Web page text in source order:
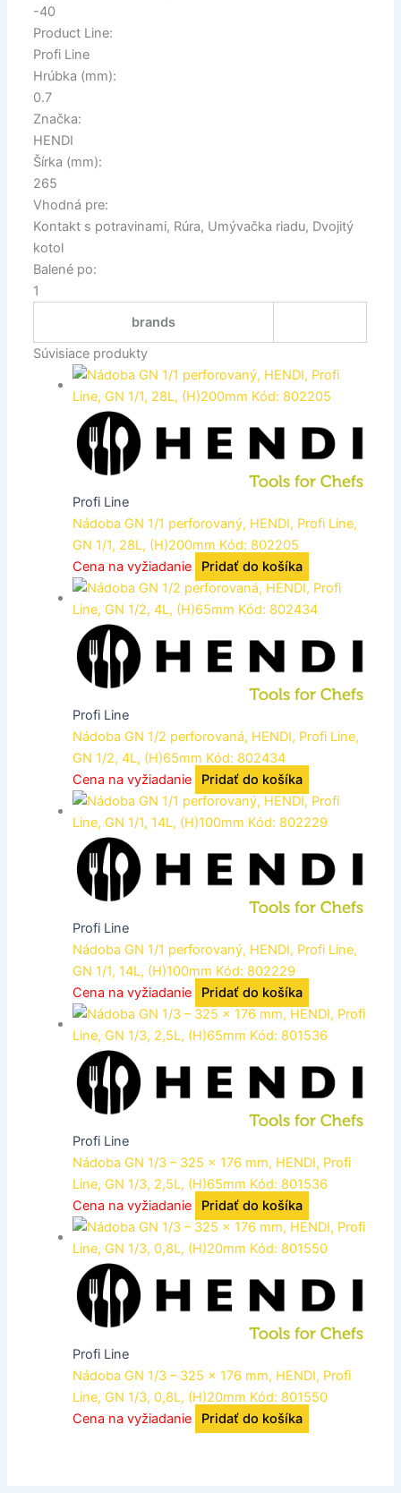
-40
Product Line:
Profi Line
Hrúbka (mm):
0.7
Značka:
HENDI
Šírka (mm):
265
Vhodná pre:
Kontakt s potravinami, Rúra, Umývačka riadu, Dvojitý
kotol
Balené po:
1
brands
Súvisiace produkty
Profi Line
Nádoba GN 1/1 perforovaný, HENDI, Profi Line,
GN 1/1, 28L, (H)200mm Kód: 802205
Cena na vyžiadanie
Pridať do košíka
Profi Line
Nádoba GN 1/2 perforovaná, HENDI, Profi Line,
GN 1/2, 4L, (H)65mm Kód: 802434
Cena na vyžiadanie
Pridať do košíka
Profi Line
Nádoba GN 1/1 perforovaný, HENDI, Profi Line,
GN 1/1, 14L, (H)100mm Kód: 802229
Cena na vyžiadanie
Pridať do košíka
Profi Line
Nádoba GN 1/3 – 325 x 176 mm, HENDI, Profi
Line, GN 1/3, 2,5L, (H)65mm Kód: 801536
Cena na vyžiadanie
Pridať do košíka
Profi Line
Nádoba GN 1/3 – 325 x 176 mm, HENDI, Profi
Line, GN 1/3, 0,8L, (H)20mm Kód: 801550
Cena na vyžiadanie
Pridať do košíka